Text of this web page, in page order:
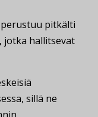
pitkälti
jotka hallitsevat
sillä ne